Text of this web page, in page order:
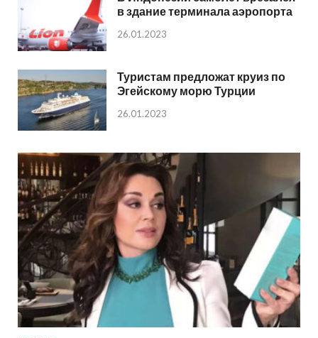
в здание терминала аэропорта
26.01.2023
Туристам предложат круиз по
Эгейскому морю Турции
26.01.2023